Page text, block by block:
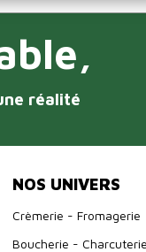
réalité
NOS UNIVERS
Crèmerie - Fromagerie
Boucherie -